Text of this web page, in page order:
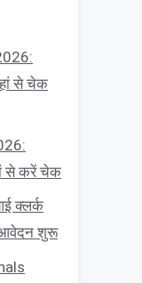
से चेक
से करें चेक
क्लर्क
आवेदन शुरू